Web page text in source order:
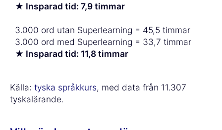
★ Insparad tid: 7,9 timmar
3.000 ord utan Superlearning = 45,5 timmar
3.000 ord med Superlearning = 33,7 timmar
★ Insparad tid: 11,8 timmar
Källa: tyska språkkurs, med data från 11.307
tyskalärande.